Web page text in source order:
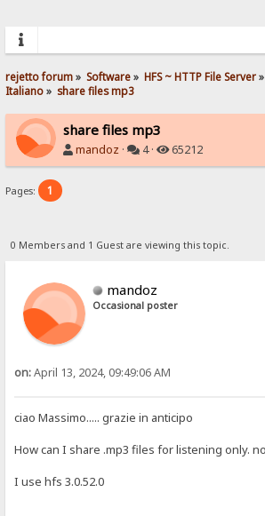
rejetto forum» Software» HFS ~ HTTP File Server»
Italiano» share files mp3
share files mp3
mandoz · 4 · 65212
Pages: 1
0 Members and 1 Guest are viewing this topic.
mandoz
Occasional poster
on:April 13, 2024, 09:49:06 AM
ciao Massimo..... grazie in anticipo
How can I share .mp3 files for listening only.
I use hfs 3.0.52.0